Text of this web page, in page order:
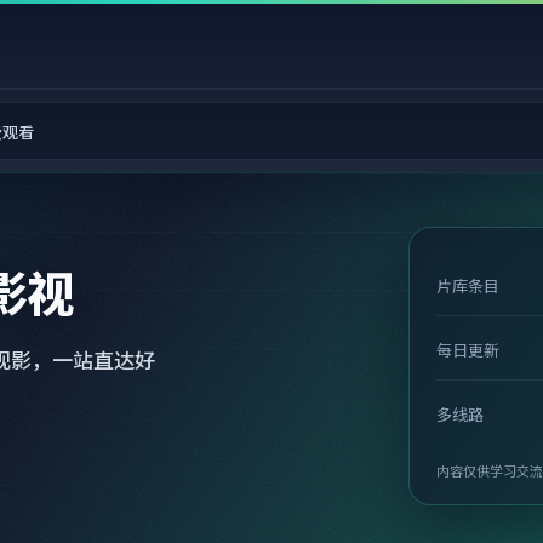
看
视
影，一站直达好
片库条目
每日更新
多线路
内容仅供学习交